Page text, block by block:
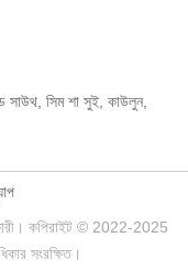
সাউথ, সিম শা সুই, কাউলুন,
কপিরাইট © 2022-2025
সংরক্ষিত।